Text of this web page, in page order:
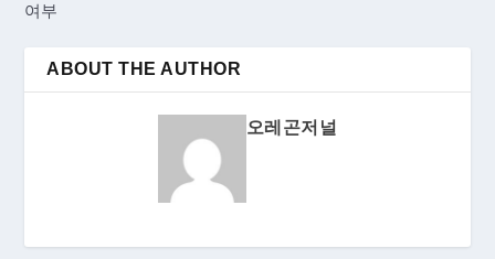
여부
ABOUT THE AUTHOR
오레곤저널